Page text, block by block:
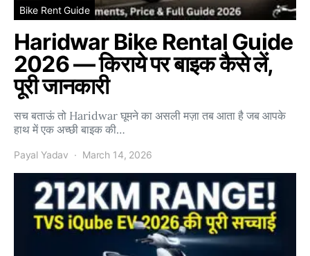
Bike Rent Guide
Haridwar Bike Rental Guide
2026 — किराये पर बाइक कैसे लें,
पूरी जानकारी
सच बताऊं तो Haridwar घूमने का असली मज़ा तब आता है जब आपके
हाथ में एक अच्छी बाइक की…
Payal Yadav March 14, 2026